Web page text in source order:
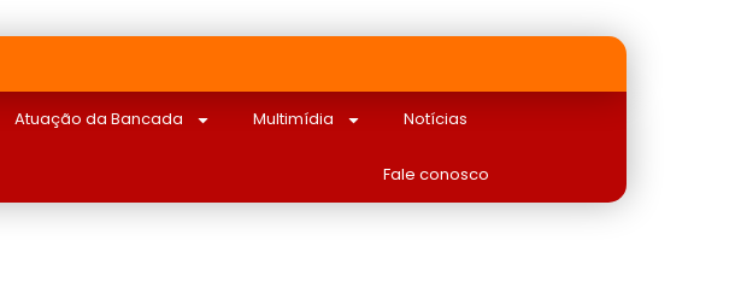
Atuação da Bancada Multimídia Notícias
Fale conosco